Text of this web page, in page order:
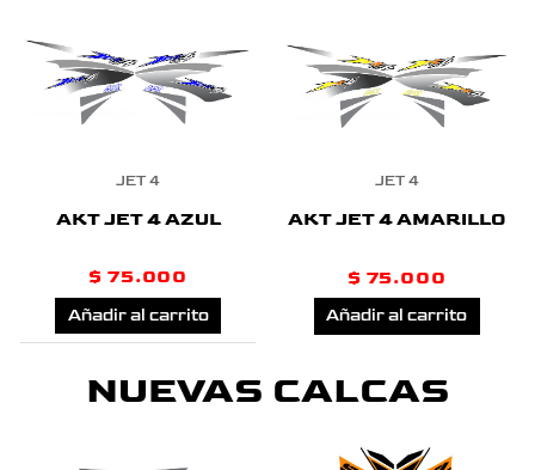
JET 4
AKT JET 4 AZUL
$ 75.000
Añadir al carrito
JET 4
AKT JET 4 AMARILLO
$ 75.000
Añadir al carrito
NUEVAS CALCAS